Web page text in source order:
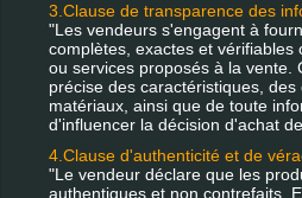
3.Clause de transparence des
"Les vendeurs s'engagent à
complètes, exactes et vérifiables
ou services proposés à la vente.
précise des caractéristiques,
matériaux, ainsi que de toute
d'influencer la décision d'achat
4.Clause d'authenticité et de
"Le vendeur déclare que les
authentiques et non contrefaits.